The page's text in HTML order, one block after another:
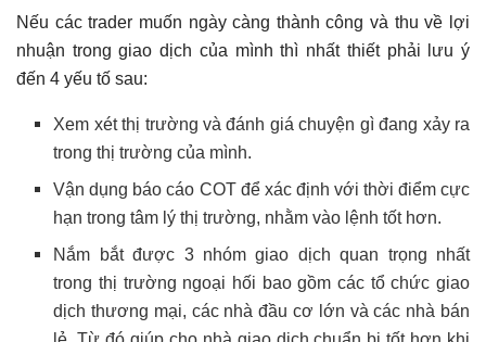
Nếu các trader muốn ngày càng thành công và thu về lợi
nhuận trong giao dịch của mình thì nhất thiết phải lưu ý
đến 4 yếu tố sau:
Xem xét thị trường và đánh giá chuyện gì đang xảy ra
trong thị trường của mình.
Vận dụng báo cáo COT để xác định với thời điểm cực
hạn trong tâm lý thị trường, nhằm vào lệnh tốt hơn.
Nắm bắt được 3 nhóm giao dịch quan trọng nhất
trong thị trường ngoại hối bao gồm các tổ chức giao
dịch thương mại, các nhà đầu cơ lớn và các nhà bán